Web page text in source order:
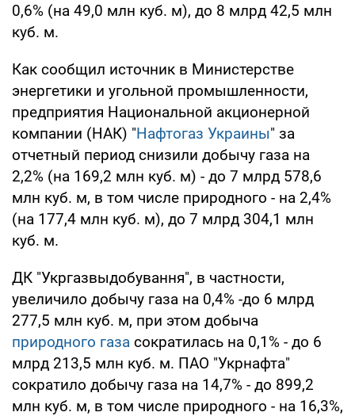
0,6% (на 49,0 млн куб. м), до 8 млрд 42,5 млн
куб. м.
Как сообщил источник в Министерстве
энергетики и угольной промышленности,
предприятия Национальной акционерной
компании (НАК) "Нафтогаз Украины" за
отчетный период снизили добычу газа на
2,2% (на 169,2 млн куб. м) - до 7 млрд 578,6
млн куб. м, в том числе природного - на 2,4%
(на 177,4 млн куб. м), до 7 млрд 304,1 млн
куб. м.
ДК "Укргазвыдобування", в частности,
увеличило добычу газа на 0,4% -до 6 млрд
277,5 млн куб. м, при этом добыча
природного газа сократилась на 0,1% - до 6
млрд 213,5 млн куб. м. ПАО "Укрнафта"
сократило добычу газа на 14,7% - до 899,2
млн куб. м, в том числе природного - на 16,3%,